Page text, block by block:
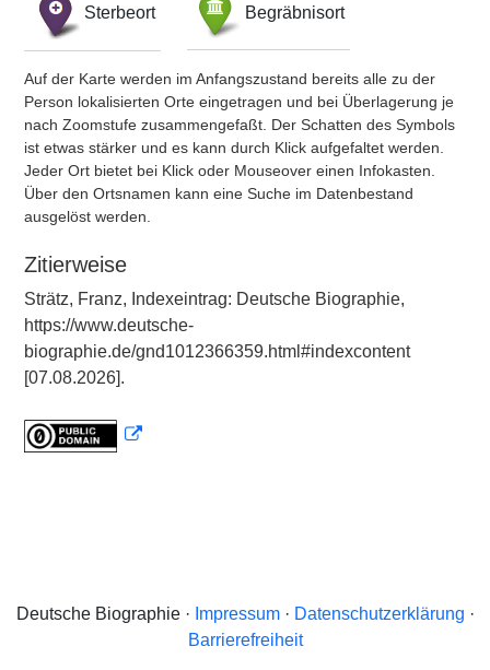
Sterbeort Begräbnisort
Auf der Karte werden im Anfangszustand bereits alle zu der
Person lokalisierten Orte eingetragen und bei Überlagerung je
nach Zoomstufe zusammengefaßt. Der Schatten des Symbols
ist etwas stärker und es kann durch Klick aufgefaltet werden.
Jeder Ort bietet bei Klick oder Mouseover einen Infokasten.
Über den Ortsnamen kann eine Suche im Datenbestand
ausgelöst werden.
Zitierweise
Strätz, Franz, Indexeintrag: Deutsche Biographie,
https://www.deutsche-
biographie.de/gnd1012366359.html#indexcontent
[07.08.2026].
Deutsche Biographie · Impressum· Datenschutzerklärung ·
Barrierefreiheit